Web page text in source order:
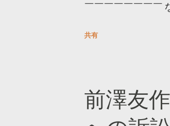
￣￣￣￣￣￣￣￣
https://
共有
前澤友